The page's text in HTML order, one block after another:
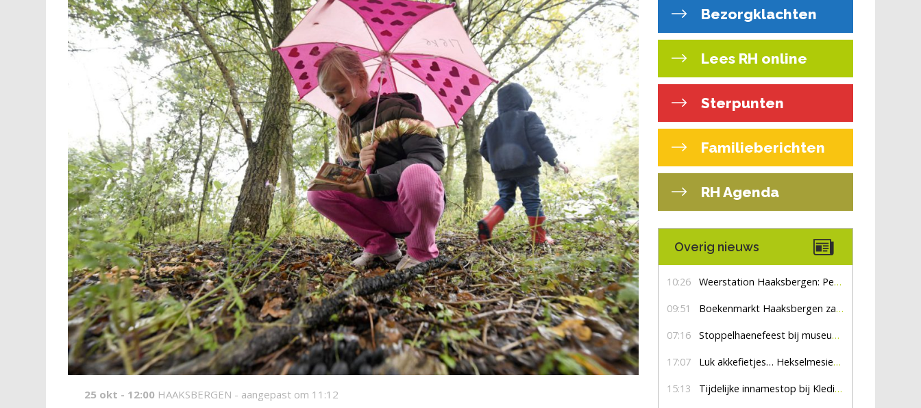
25 okt - 12:00 HAAKSBERGEN - aangepast om 11:12
Bezorgklachten
Lees RH online
Sterpunten
Familieberichten
RH Agenda
Overig nieuws
10:26 Weerstation Haaksbergen: Perioden met zon en droog
09:51 Boekenmarkt Haaksbergen zaterdag 8 augustus, marktplein Haaksbergen
07:16 Stoppelhaenefeest bij museum De Lebbenbrugge
17:07 Luk akkefietjes… HekselmesienHarry
15:13 Tijdelijke innamestop bij Kledingbank Stefania